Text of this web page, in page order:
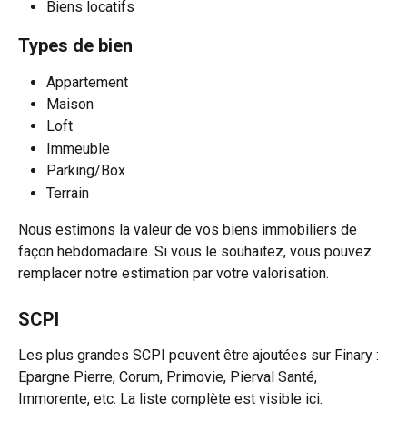
Biens locatifs
Types de bien
Appartement
Maison
Loft
Immeuble
Parking/Box
Terrain
Nous estimons la valeur de vos biens immobiliers de
façon hebdomadaire. Si vous le souhaitez, vous pouvez
remplacer notre estimation par votre valorisation.
SCPI
Les plus grandes SCPI peuvent être ajoutées sur Finary :
Epargne Pierre, Corum, Primovie, Pierval Santé,
Immorente, etc. La liste complète est visible ici.